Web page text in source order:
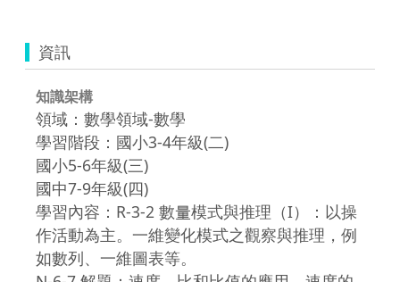
資訊
知識架構
領域：數學領域-數學
學習階段：國小3-4年級(二)
國小5-6年級(三)
國中7-9年級(四)
學習內容：R-3-2 數量模式與推理（I）：以操
作活動為主。一維變化模式之觀察與推理，例
如數列、一維圖表等。